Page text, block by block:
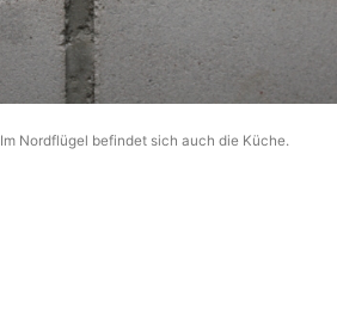
Im Nordflügel befindet sich auch die Küche.